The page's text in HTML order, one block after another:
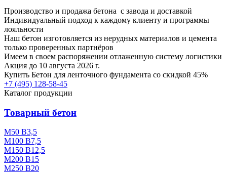
Производство и продажа бетона с завода и доставкой
Индивидуальный подход к каждому клиенту и программы
лояльности
Наш бетон изготовляется из нерудных материалов и цемента
только проверенных партнёров
Имеем в своем распоряжении отлаженную систему логистики
Акция до 10 августа 2026 г.
Купить Бетон для ленточного фундамента со скидкой 45%
+7 (495) 128-58-45
Каталог продукции
Товарный бетон
М50 В3,5
М100 В7,5
М150 В12,5
М200 В15
М250 В20